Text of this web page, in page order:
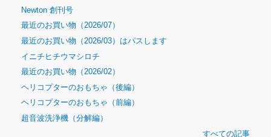
Newton 創刊号
最近のお買い物（2026/07）
最近のお買い物（2026/03）はパスします
イニチヒチウマシロチ
最近のお買い物（2026/02）
ヘリコプターのおもちゃ（後編）
ヘリコプターのおもちゃ（前編）
超音波洗浄機（分解編）
すべての記事